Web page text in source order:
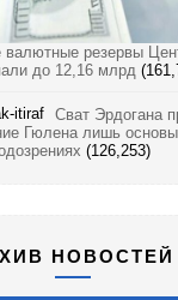
валютные резервы
до 12,16 млрд
Сват Эрдогана
Гюлена лишь
(126,253)
НОВОСТЕЙ